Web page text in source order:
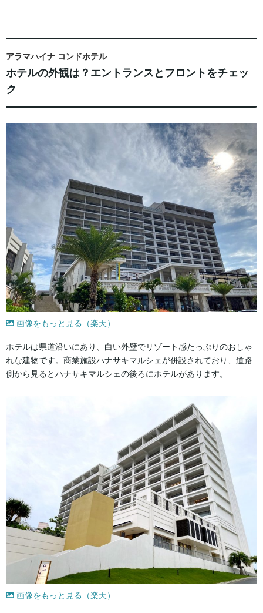
アラマハイナ コンドホテル
ホテルの外観は？エントランスとフロントをチェッ
ク
画像をもっと見る（楽天）
ホテルは県道沿いにあり、白い外壁でリゾート感たっぷりのおしゃ
れな建物です。商業施設ハナサキマルシェが併設されており、道路
側から見るとハナサキマルシェの後ろにホテルがあります。
画像をもっと見る（楽天）